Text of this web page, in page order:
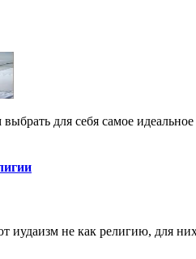
для себя самое
иудаизм не как религию, для